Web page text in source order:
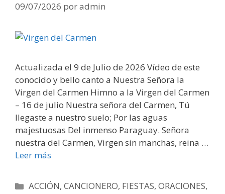
09/07/2026 poradmin
Actualizada el 9 de Julio de 2026 Vídeo de este
conocido y bello canto a Nuestra Señora la
Virgen del Carmen Himno a la Virgen del Carmen
– 16 de julio Nuestra señora del Carmen, Tú
llegaste a nuestro suelo; Por las aguas
majestuosas Del inmenso Paraguay. Señora
nuestra del Carmen, Virgen sin manchas, reina …
Leer más
Categorías
ACCIÓN,CANCIONERO, FIESTAS,ORACIONES,